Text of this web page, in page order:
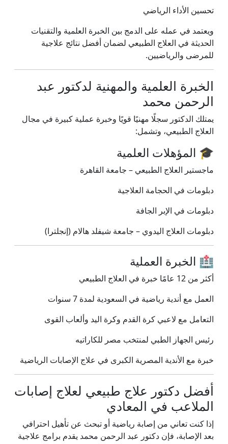
تحسين الأداء الرياضي
ويعتمد في عمله على الدمج بين الخبرة العلمية والتقنيات
الحديثة في العلاج الطبيعي لضمان أفضل نتائج علاجية
للمرضى والرياضيين.
الخبرة العلمية والمهنية لدكتور عبد
الرحمن محمد
يمتلك الدكتور سجلًا مهنيًا قويًا وخبرة عملية كبيرة في مجال
العلاج الطبيعي، وتشمل:
🎓 المؤهلات العلمية
ماجستير العلاج الطبيعي – جامعة القاهرة
دبلومات في الحجامة العلاجية
دبلومات في الإبر الجافة
دبلومات العلاج اليدوي – جامعة شيفلد هالام (إنجلترا)
🏥 الخبرة العملية
أكثر من 12 عامًا خبرة في العلاج الطبيعي
العمل مع أندية رياضية في السعودية لمدة 7 سنوات
التعامل مع لاعبي كرة القدم وكرة اليد وألعاب القوى
رئيس الجهاز الطبي لمنتخب مصر للكاراتيه
خبرة مع الأندية المصرية الكبرى في علاج الإصابات الرياضية
أفضل دكتور علاج طبيعي لعلاج إصابات
الملاعب في المعادي
إذا كنت تعاني من إصابة رياضية أو تبحث عن تأهيل احترافي
بعد الإصابة، فإن دكتور عبد الرحمن محمد يقدم برامج علاجية